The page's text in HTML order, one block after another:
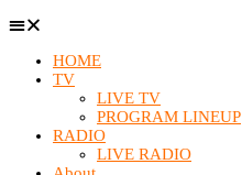
HOME
TV
LIVE TV
PROGRAM LINEUP
RADIO
LIVE RADIO